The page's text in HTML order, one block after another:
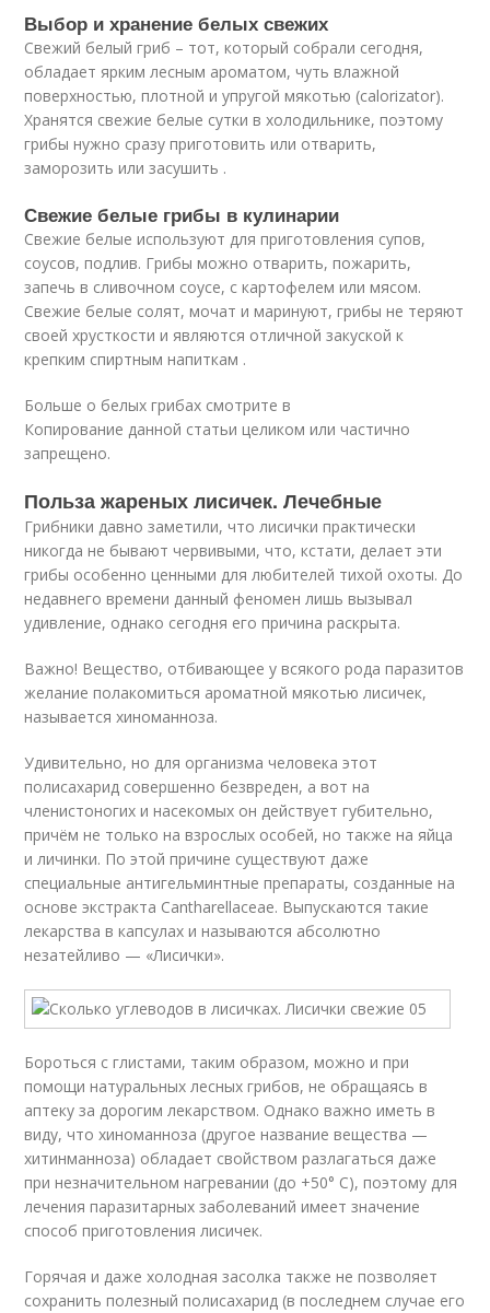
Выбор и хранение белых свежих
Свежий белый гриб – тот, который собрали сегодня,
обладает ярким лесным ароматом, чуть влажной
поверхностью, плотной и упругой мякотью (calorizator).
Хранятся свежие белые сутки в холодильнике, поэтому
грибы нужно сразу приготовить или отварить,
заморозить или засушить .
Свежие белые грибы в кулинарии
Свежие белые используют для приготовления супов,
соусов, подлив. Грибы можно отварить, пожарить,
запечь в сливочном соусе, с картофелем или мясом.
Свежие белые солят, мочат и маринуют, грибы не теряют
своей хрусткости и являются отличной закуской к
крепким спиртным напиткам .
Больше о белых грибах смотрите в
Копирование данной статьи целиком или частично
запрещено.
Польза жареных лисичек. Лечебные
Грибники давно заметили, что лисички практически
никогда не бывают червивыми, что, кстати, делает эти
грибы особенно ценными для любителей тихой охоты. До
недавнего времени данный феномен лишь вызывал
удивление, однако сегодня его причина раскрыта.
Важно! Вещество, отбивающее у всякого рода паразитов
желание полакомиться ароматной мякотью лисичек,
называется хиноманноза.
Удивительно, но для организма человека этот
полисахарид совершенно безвреден, а вот на
членистоногих и насекомых он действует губительно,
причём не только на взрослых особей, но также на яйца
и личинки. По этой причине существуют даже
специальные антигельминтные препараты, созданные на
основе экстракта Cantharellaceae. Выпускаются такие
лекарства в капсулах и называются абсолютно
незатейливо — «Лисички».
Бороться с глистами, таким образом, можно и при
помощи натуральных лесных грибов, не обращаясь в
аптеку за дорогим лекарством. Однако важно иметь в
виду, что хиноманноза (другое название вещества —
хитинманноза) обладает свойством разлагаться даже
при незначительном нагревании (до +50° С), поэтому для
лечения паразитарных заболеваний имеет значение
способ приготовления лисичек.
Горячая и даже холодная засолка также не позволяет
сохранить полезный полисахарид (в последнем случае его